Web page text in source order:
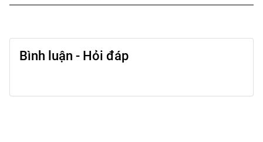
Bình luận - Hỏi đáp